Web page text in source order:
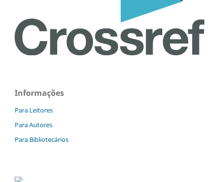
Informações
Para Leitores
Para Autores
Para Bibliotecários